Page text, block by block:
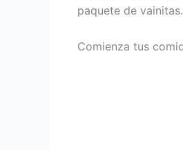
paquete de vainitas.
Comienza tus